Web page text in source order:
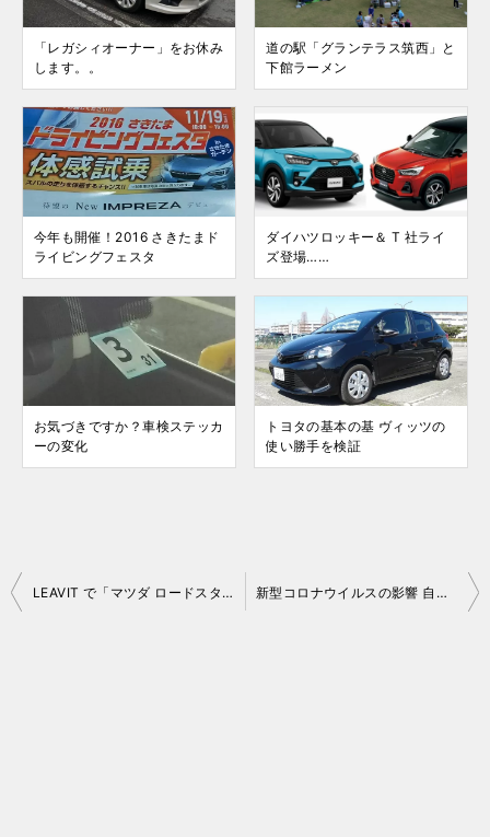
「レガシィオーナー」をお休み
します。。
道の駅「グランテラス筑西」と
下館ラーメン
今年も開催！2016 さきたまド
ライビングフェスタ
ダイハツロッキー＆ T 社ライ
ズ登場……
お気づきですか？車検ステッカ
ーの変化
トヨタの基本の基 ヴィッツの
使い勝手を検証
投
LEAVIT で「マツダ ロードスター」を回送！ 新型コロナウイルスの影響 自動車ディーラー編